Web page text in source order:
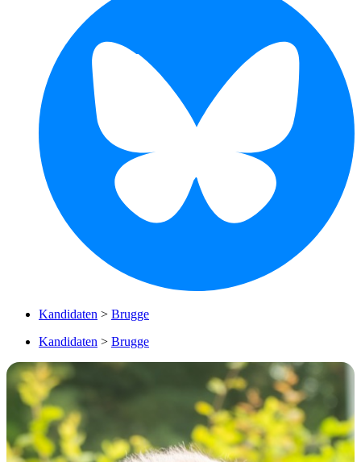
Kandidaten > Brugge
Kandidaten > Brugge